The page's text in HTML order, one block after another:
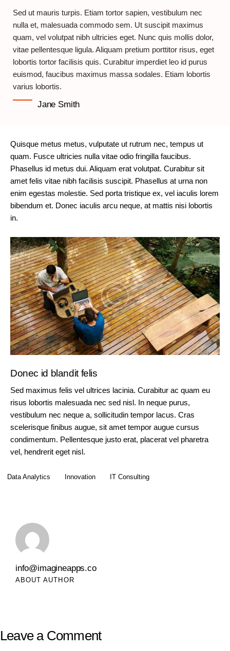
Sed ut mauris turpis. Etiam tortor sapien, vestibulum nec
nulla et, malesuada commodo sem. Ut suscipit maximus
quam, vel volutpat nibh ultricies eget. Nunc quis mollis dolor,
vitae pellentesque ligula. Aliquam pretium porttitor risus, eget
lobortis tortor facilisis quis. Curabitur imperdiet leo id purus
euismod, faucibus maximus massa sodales. Etiam lobortis
varius lobortis.
Jane Smith
Quisque metus metus, vulputate ut rutrum nec, tempus ut
quam. Fusce ultricies nulla vitae odio fringilla faucibus.
Phasellus id metus dui. Aliquam erat volutpat. Curabitur sit
amet felis vitae nibh facilisis suscipit. Phasellus at urna non
enim egestas molestie. Sed porta tristique ex, vel iaculis lorem
bibendum et. Donec iaculis arcu neque, at mattis nisi lobortis
in.
Donec id blandit felis
Sed maximus felis vel ultrices lacinia. Curabitur ac quam eu
risus lobortis malesuada nec sed nisl. In neque purus,
vestibulum nec neque a, sollicitudin tempor lacus. Cras
scelerisque finibus augue, sit amet tempor augue cursus
condimentum. Pellentesque justo erat, placerat vel pharetra
vel, hendrerit eget nisl.
Data Analytics Innovation IT Consulting
info@imagineapps.co
ABOUT AUTHOR
Leave a Comment